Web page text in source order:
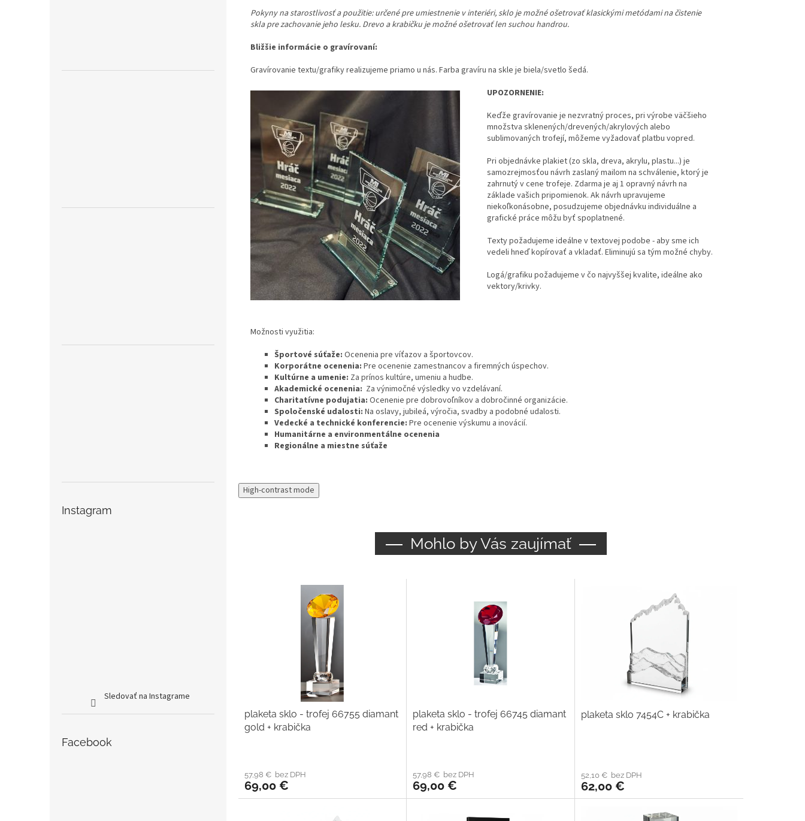
Instagram
Sledovať na Instagrame
Facebook
Pokyny na starostlivosť a použitie: určené pre umiestnenie v interiéri, sklo je možné ošetrovať klasickými metódami na čistenie
skla pre zachovanie jeho lesku. Drevo a krabičku je možné ošetrovať len suchou handrou.
Bližšie informácie o gravírovaní:
Gravírovanie textu/grafiky realizujeme priamo u nás. Farba gravíru na skle je biela/svetlo šedá.
UPOZORNENIE:
Keďže gravírovanie je nezvratný proces, pri výrobe väčšieho
množstva sklenených/drevených/akrylových alebo
sublimovaných trofejí, môžeme vyžadovať platbu vopred.
Pri objednávke plakiet (zo skla, dreva, akrylu, plastu...) je
samozrejmosťou návrh zaslaný mailom na schválenie, ktorý je
zahrnutý v cene trofeje. Zdarma je aj 1 opravný návrh na
základe vašich pripomienok. Ak návrh upravujeme
niekoľkonásobne, posudzujeme objednávku individuálne a
grafické práce môžu byť spoplatnené.
Texty požadujeme ideálne v textovej podobe - aby sme ich
vedeli hneď kopírovať a vkladať. Eliminujú sa tým možné chyby.
Logá/grafiku požadujeme v čo najvyššej kvalite, ideálne ako
vektory/krivky.
Možnosti využitia:
Športové súťaže: Ocenenia pre víťazov a športovcov.
Korporátne ocenenia: Pre ocenenie zamestnancov a firemných úspechov.
Kultúrne a umenie: Za prínos kultúre, umeniu a hudbe.
Akademické ocenenia: Za výnimočné výsledky vo vzdelávaní.
Charitatívne podujatia: Ocenenie pre dobrovoľníkov a dobročinné organizácie.
Spoločenské udalosti: Na oslavy, jubileá, výročia, svadby a podobné udalosti.
Vedecké a technické konferencie: Pre ocenenie výskumu a inovácií.
Humanitárne a environmentálne ocenenia
Regionálne a miestne súťaže
High-contrast mode
Mohlo by Vás zaujímať
plaketa sklo - trofej 66755 diamant
gold + krabička
57,98 € bez DPH
69,00 €
plaketa sklo - trofej 66745 diamant
red + krabička
57,98 € bez DPH
69,00 €
plaketa sklo 7454C + krabička
52,10 € bez DPH
62,00 €